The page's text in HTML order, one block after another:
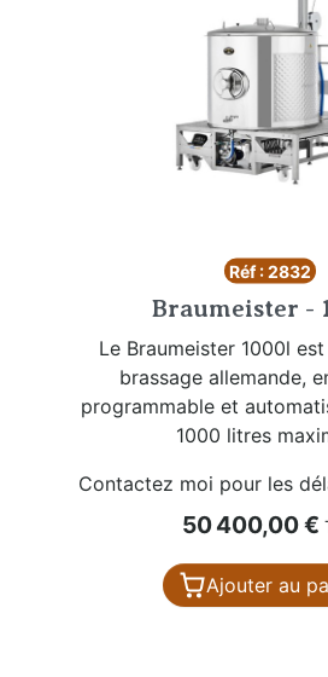
Réf : 2832
Braumeister -
Le Braumeister 1000l
brassage allemande,
programmable et
1000 litres
Contactez moi pour les
Prix
50 400,00 €
Ajouter au